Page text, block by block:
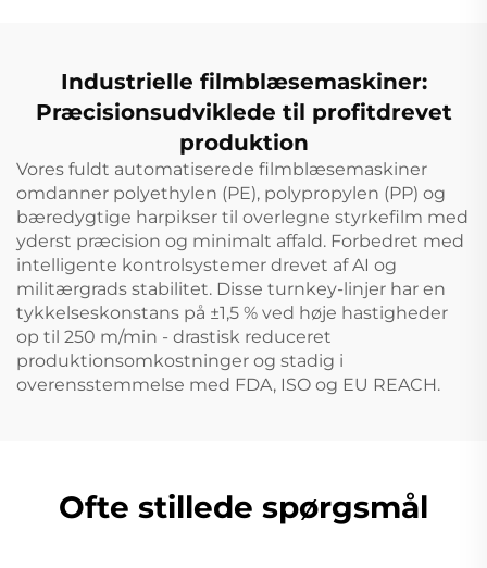
Industrielle filmblæsemaskiner:
Præcisionsudviklede til profitdrevet
produktion
Vores fuldt automatiserede filmblæsemaskiner
omdanner polyethylen (PE), polypropylen (PP) og
bæredygtige harpikser til overlegne styrkefilm med
yderst præcision og minimalt affald. Forbedret med
intelligente kontrolsystemer drevet af AI og
militærgrads stabilitet. Disse turnkey-linjer har en
tykkelseskonstans på ±1,5 % ved høje hastigheder
op til 250 m/min - drastisk reduceret
produktionsomkostninger og stadig i
overensstemmelse med FDA, ISO og EU REACH.
Ofte stillede spørgsmål